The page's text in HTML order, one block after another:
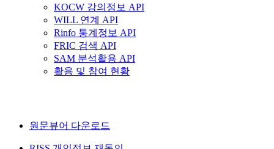
KOCW 강의정보 API
WILL 연계 API
Rinfo 통계정보 API
FRIC 검색 API
SAM 분석활용 API
활용 및 참여 현황
원문뷰어 다운로드